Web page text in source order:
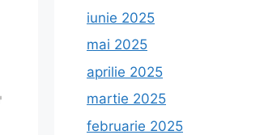
iunie 2025
mai 2025
aprilie 2025
martie 2025
februarie 2025